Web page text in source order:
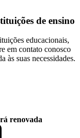
de ensino
educacionais,
em contato conosco
às suas necessidades.
renovada